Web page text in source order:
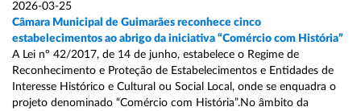
2026-03-25
Câmara Municipal de Guimarães reconhece cinco
estabelecimentos ao abrigo da iniciativa “Comércio com História”
A Lei nº 42/2017, de 14 de junho, estabelece o Regime de
Reconhecimento e Proteção de Estabelecimentos e Entidades de
Interesse Histórico e Cultural ou Social Local, onde se enquadra o
projeto denominado “Comércio com História”.No âmbito da